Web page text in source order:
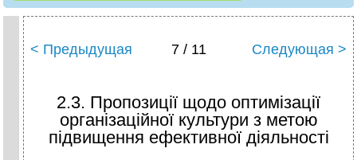
< Предыдущая 7 / 11 Следующая >
2.3. Пропозиції щодо оптимізації
організаційної культури з метою
підвищення ефективної діяльності